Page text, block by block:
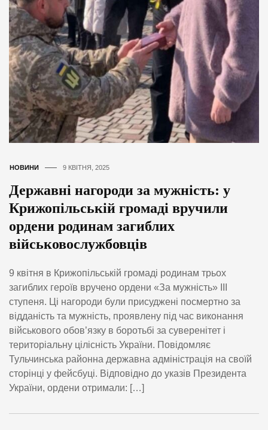
НОВИНИ 9 КВІТНЯ, 2025
Державні нагороди за мужність: у
Крижопільській громаді вручили
ордени родинам загиблих
військовослужбовців
9 квітня в Крижопільській громаді родинам трьох
загиблих героїв вручено ордени «За мужність» ІІІ
ступеня. Ці нагороди були присуджені посмертно за
відданість та мужність, проявлену під час виконання
військового обов’язку в боротьбі за суверенітет і
територіальну цілісність України. Повідомляє
Тульчинська районна державна адміністрація на своїй
сторінці у фейсбуці. Відповідно до указів Президента
України, ордени отримали: […]